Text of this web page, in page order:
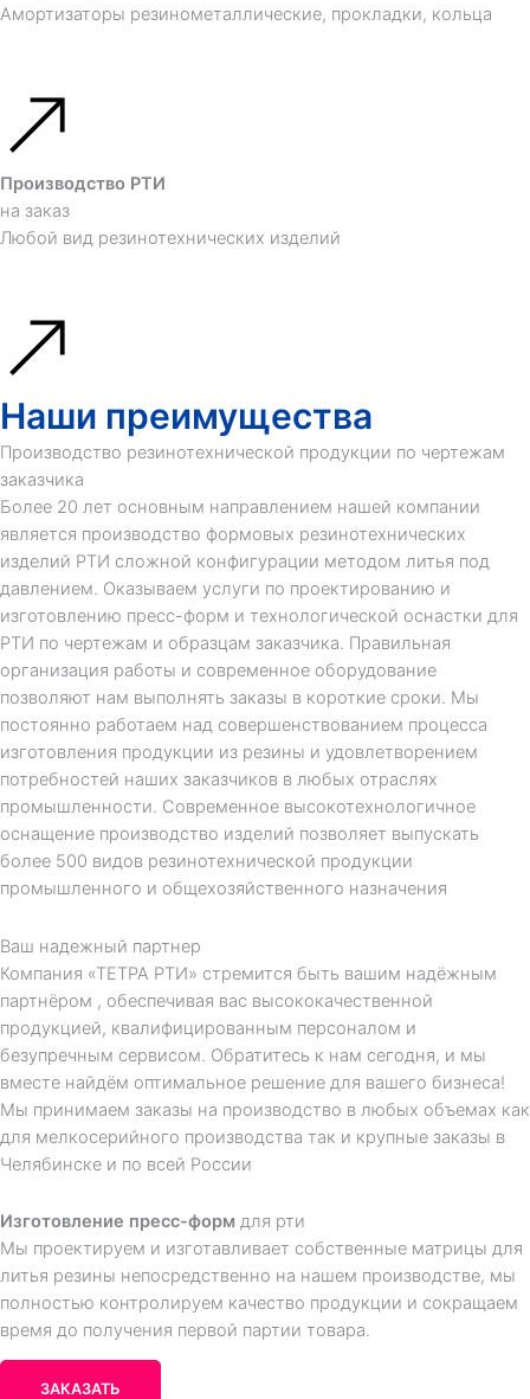
Амортизаторы резинометаллические, прокладки, кольца
Производство РТИ
на заказ
Любой вид резинотехнических изделий
Наши преимущества
Производство резинотехнической продукции по чертежам
заказчика
Более 20 лет основным направлением нашей компании
является производство формовых резинотехнических
изделий РТИ сложной конфигурации методом литья под
давлением. Оказываем услуги по проектированию и
изготовлению пресс-форм и технологической оснастки для
РТИ по чертежам и образцам заказчика. Правильная
организация работы и современное оборудование
позволяют нам выполнять заказы в короткие сроки. Мы
постоянно работаем над совершенствованием процесса
изготовления продукции из резины и удовлетворением
потребностей наших заказчиков в любых отраслях
промышленности. Современное высокотехнологичное
оснащение производство изделий позволяет выпускать
более 500 видов резинотехнической продукции
промышленного и общехозяйственного назначения
Ваш надежный партнер
Компания «ТЕТРА РТИ» стремится быть вашим надёжным
партнёром , обеспечивая вас высококачественной
продукцией, квалифицированным персоналом и
безупречным сервисом. Обратитесь к нам сегодня, и мы
вместе найдём оптимальное решение для вашего бизнеса!
Мы принимаем заказы на производство в любых объемах как
для мелкосерийного производства так и крупные заказы в
Челябинске и по всей России
Изготовление пресс-форм для рти
Мы проектируем и изготавливает собственные матрицы для
литья резины непосредственно на нашем производстве, мы
полностью контролируем качество продукции и сокращаем
время до получения первой партии товара.
ЗАКАЗАТЬ